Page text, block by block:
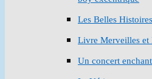
Les Belles
Livre Merveilles et
Un concert